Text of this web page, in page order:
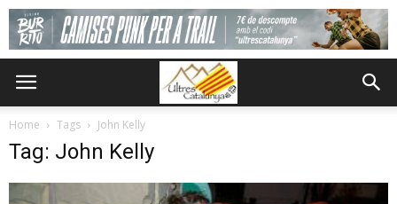
Home Tags John Kelly
Tag: John Kelly